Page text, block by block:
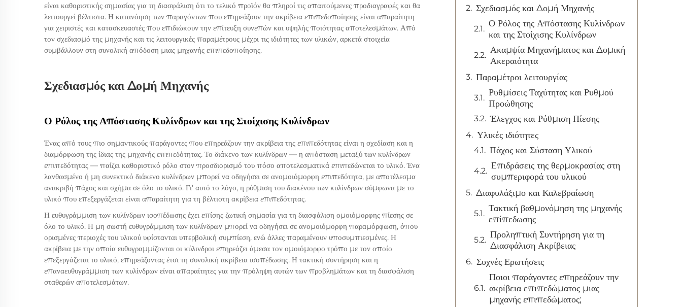
είναι καθοριστικής σημασίας για τη διασφάλιση ότι το τελικό προϊόν θα πληροί τις απαιτούμενες προδιαγραφές και θα
λειτουργεί βέλτιστα. Η κατανόηση των παραγόντων που επηρεάζουν την ακρίβεια επιπεδοποίησης είναι απαραίτητη
για χειριστές και κατασκευαστές που επιδιώκουν την επίτευξη συνεπών και υψηλής ποιότητας αποτελεσμάτων. Από
τον σχεδιασμό της μηχανής και τις λειτουργικές παραμέτρους μέχρι τις ιδιότητες των υλικών, αρκετά στοιχεία
συμβάλλουν στη συνολική απόδοση μιας μηχανής επιπεδοποίησης.
Σχεδιασμός και Δομή Μηχανής
Ο Ρόλος της Απόστασης Κυλίνδρων και της Στοίχισης Κυλίνδρων
Ένας από τους πιο σημαντικούς παράγοντες που επηρεάζουν την ακρίβεια της επιπεδότητας είναι η σχεδίαση και η
διαμόρφωση της ίδιας της μηχανής επιπεδότητας. Το διάκενο των κυλίνδρων — η απόσταση μεταξύ των κυλίνδρων
επιπεδότητας — παίζει καθοριστικό ρόλο στον προσδιορισμό του πόσο αποτελεσματικά επιπεδώνεται το υλικό. Ένα
λανθασμένο ή μη συνεκτικό διάκενο κυλίνδρων μπορεί να οδηγήσει σε ανομοιόμορφη επιπεδότητα, με αποτέλεσμα
ανακριβή πάχος και σχήμα σε όλο το υλικό. Γι' αυτό το λόγο, η ρύθμιση του διακένου των κυλίνδρων σύμφωνα με το
υλικό που επεξεργάζεται είναι απαραίτητη για τη βέλτιστη ακρίβεια επιπεδότητας.
Η ευθυγράμμιση των κυλίνδρων ισοπέδωσης έχει επίσης ζωτική σημασία για τη διασφάλιση ομοιόμορφης πίεσης σε
όλο το υλικό. Η μη σωστή ευθυγράμμιση των κυλίνδρων μπορεί να οδηγήσει σε ανομοιόμορφη παραμόρφωση, όπου
ορισμένες περιοχές του υλικού υφίστανται υπερβολική συμπίεση, ενώ άλλες παραμένουν υποσυμπιεσμένες. Η
ακρίβεια με την οποία ευθυγραμμίζονται οι κύλινδροι επηρεάζει άμεσα τον ομοιόμορφο τρόπο με τον οποίο
επεξεργάζεται το υλικό, επηρεάζοντας έτσι τη συνολική ακρίβεια ισοπέδωσης. Η τακτική συντήρηση και η
επαναευθυγράμμιση των κυλίνδρων είναι απαραίτητες για την πρόληψη αυτών των προβλημάτων και τη διασφάλιση
σταθερών αποτελεσμάτων.
Σχεδιασμός και Δομή Μηχανής
Ο Ρόλος της Απόστασης Κυλίνδρων
και της Στοίχισης Κυλίνδρων
Ακαμψία Μηχανήματος και Δομική
Ακεραιότητα
Παραμέτροι λειτουργίας
Ρυθμίσεις Ταχύτητας και Ρυθμού
Προώθησης
Έλεγχος και Ρύθμιση Πίεσης
Υλικές ιδιότητες
Πάχος και Σύσταση Υλικού
Επιδράσεις της θερμοκρασίας στη
συμπεριφορά του υλικού
Διαφυλάξιμο και Καλεβραίωση
Τακτική βαθμονόμηση της μηχανής
επίπεδωσης
Προληπτική Συντήρηση για τη
Διασφάλιση Ακρίβειας
Συχνές Ερωτήσεις
Ποιοι παράγοντες επηρεάζουν την
ακρίβεια επιπεδώματος μιας
μηχανής επιπεδώματος;